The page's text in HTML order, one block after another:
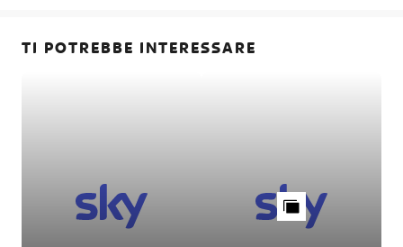
TI POTREBBE INTERESSARE